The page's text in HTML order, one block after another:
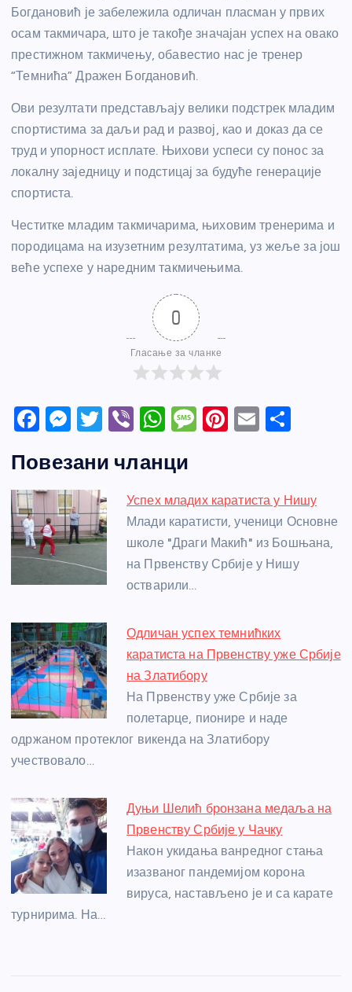
Богдановић је забележила одличан пласман у првих
осам такмичара, што је такође значајан успех на овако
престижном такмичењу, обавестио нас је тренер
“Темнића” Дражен Богдановић.
Ови резултати представљају велики подстрек младим
спортистима за даљи рад и развој, као и доказ да се
труд и упорност исплате. Њихови успеси су понос за
локалну заједницу и подстицај за будуће генерације
спортиста.
Честитке младим такмичарима, њиховим тренерима и
породицама на изузетним резултатима, уз жеље за још
веће успехе у наредним такмичењима.
0
Гласање за чланке
F
c
e
b
o
o
M
ss
e
n
g
er
T
itt
er
Vi
er
W
at
s
A
p
p
M
a
g
e
Pi
e
st
E
e
Повезани чланци
Успех младих каратиста у Нишу
Млади каратисти, ученици Основне
школе "Драги Макић" из Бошњана,
на Првенству Србије у Нишу
остварили…
Одличан успех темнићких
каратиста на Првенству уже Србије
на Златибору
На Првенству уже Србије за
полетарце, пионире и наде
одржаном протеклог викенда на Златибору
учествовало…
Дуњи Шелић бронзана медаља на
Првенству Србије у Чачку
Након укидања ванредног стања
изазваног пандемијом корона
вируса, настављено је и са карате
турнирима. На…